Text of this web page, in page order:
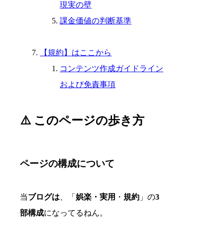
現実の壁
課金価値の判断基準
【規約】はここから
コンテンツ作成ガイドライン
および免責事項
⚠️ このページの歩き方
ページの構成について
当ブログは 、「娯楽・実用 ・規約 」の3
部構成になってるねん。